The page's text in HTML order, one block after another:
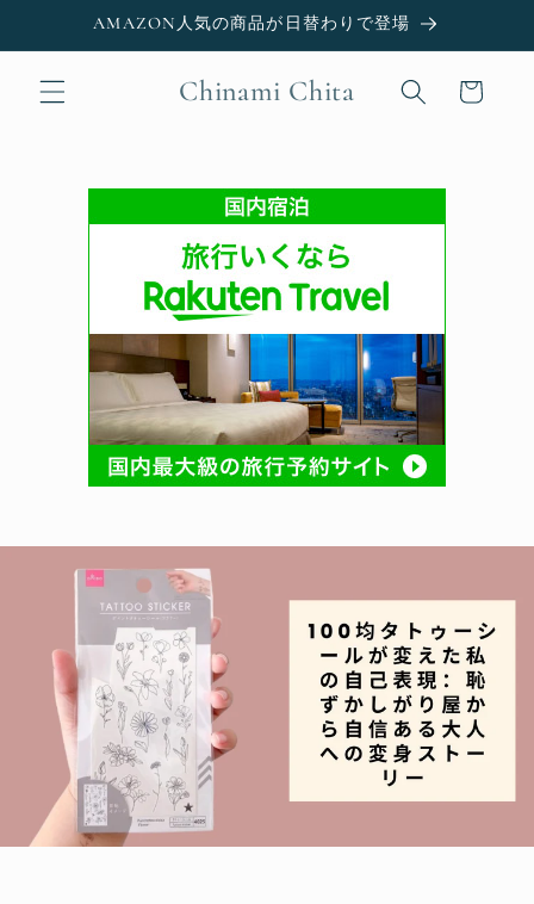
Skip toAMAZON人気の商品が日替わりで登場
Chinami Chita Cart